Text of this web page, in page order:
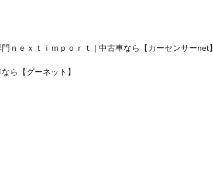
ｎｅｘｔｉｍｐｏｒｔ | 中古車なら【カーセンサーnet】
ら【グーネット】